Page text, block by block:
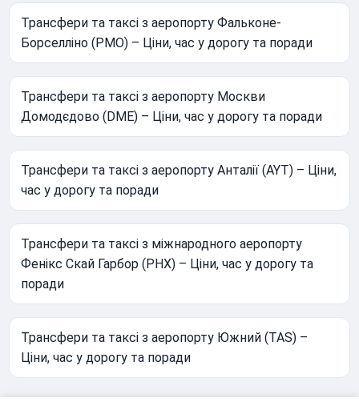
Трансфери та таксі з аеропорту Фальконе-
Борселліно (PMO) – Ціни, час у дорогу та поради
Трансфери та таксі з аеропорту Москви
Домодєдово (DME) – Ціни, час у дорогу та поради
Трансфери та таксі з аеропорту Анталії (AYT) – Ціни,
час у дорогу та поради
Трансфери та таксі з міжнародного аеропорту
Фенікс Скай Гарбор (PHX) – Ціни, час у дорогу та
поради
Трансфери та таксі з аеропорту Южний (TAS) –
Ціни, час у дорогу та поради